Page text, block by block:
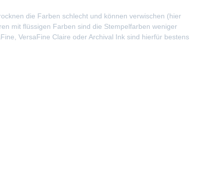
die Farben schlecht und können verwischen (hier
mit flüssigen Farben sind die Stempelfarben weniger
VersaFine Claire oder Archival Ink sind hierfür bestens